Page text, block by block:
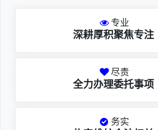
专业
深耕厚积聚焦专注
尽责
全力办理委托事项
务实